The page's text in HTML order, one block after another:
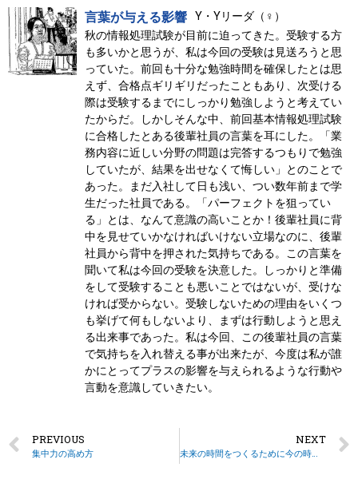
言葉が与える影響
Y・Yリーダ（♀）
秋の情報処理試験が目前に迫ってきた。受験する方
も多いかと思うが、私は今回の受験は見送ろうと思
っていた。前回も十分な勉強時間を確保したとは思
えず、合格点ギリギリだったこともあり、次受ける
際は受験するまでにしっかり勉強しようと考えてい
たからだ。しかしそんな中、前回基本情報処理試験
に合格したとある後輩社員の言葉を耳にした。「業
務内容に近しい分野の問題は完答するつもりで勉強
していたが、結果を出せなくて悔しい」とのことで
あった。まだ入社して日も浅い、つい数年前まで学
生だった社員である。「パーフェクトを狙ってい
る」とは、なんて意識の高いことか！後輩社員に背
中を見せていかなければいけない立場なのに、後輩
社員から背中を押された気持ちである。この言葉を
聞いて私は今回の受験を決意した。しっかりと準備
をして受験することも悪いことではないが、受けな
ければ受からない。受験しないための理由をいくつ
も挙げて何もしないより、まずは行動しようと思え
る出来事であった。私は今回、この後輩社員の言葉
で気持ちを入れ替える事が出来たが、今度は私が誰
かにとってプラスの影響を与えられるような行動や
言動を意識していきたい。
PREVIOUS
集中力の高め方
NEXT
未来の時間をつくるために今の時間を使う